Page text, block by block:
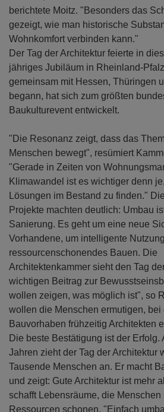
berichtete Moitz. "Besonders das
gezeigt, wie man historische
Wohnkomfort verbinden kann."
Der Tag der Architektur feierte in
jähriges Jubiläum in Rheinland-
gemeinsam mit Hessen, Thüringen
begann, hat sich zum größten
Baukulturevent entwickelt.
"Die Resonanz zeigt, dass das
Menschen bewegt", resümiert
"Gerade in Zeiten von
Klimawandel ist es wichtiger denn
Lösungen im Bestand zu finden."
Projekte machten deutlich: Umbau
Sanierung. Es geht um eine neue
Vorhandene, um intelligente
ressourcenschonendes Bauen. Die
Architektenkammer sieht den Tag
wichtigen Beitrag zur
wollen zeigen, was möglich ist", so
wollen die Menschen ermutigen, bei
Bauvorhaben frühzeitig Architekten
Die beste Bestätigung ist der Erfolg.
Jahren zieht der Tag der Architektur
Tausende Menschen an. Er macht
und zeigt: Gute Architektur ist mehr
schafft Lebensräume, die Menschen
Ressourcen schonen. "Einfach